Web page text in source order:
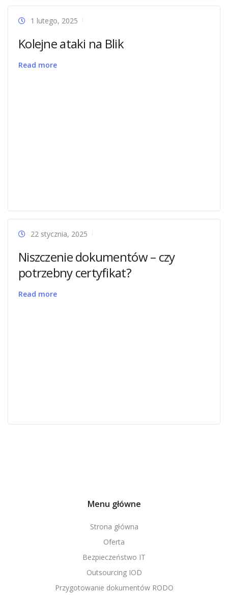
1 lutego, 2025
Kolejne ataki na Blik
Read more
22 stycznia, 2025
Niszczenie dokumentów – czy
potrzebny certyfikat?
Read more
Menu główne
Strona główna
Oferta
Bezpieczeństwo IT
Outsourcing IOD
Przygotowanie dokumentów RODO